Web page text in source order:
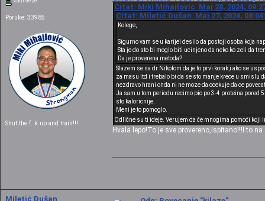
Poruke: 33985
Shut the f..k up and train!!!
Citat: Miki Mihajlovic Maj 28, 2024,
Citat: Miletić Dušan Maj 27, 2024,
Kolege,
Sigurno vam se u karijei desilo da postoji osoba koja
Sta je do sto bi moglo biti ucinjeno da neko ko zeli da
Da je proverena metoda?
Slazem se sa dr.Nikolom da je to prvi korak,i ako se
za masu itd i trebalo bi da se sto manje krece u smislu
nezdravo hrani onda ni ne moze da ocekuje da ce
Ja sam u tom periodu recimo pio po 3-4 proteina pored
sto kaloricnije.
Meni je to pomoglo.
Odlične su ti ideje. Verujem da će mnogima pomoći koji
Hvala lepo!To je sve provereno,ispitano!!!I to
Miletić Dušan